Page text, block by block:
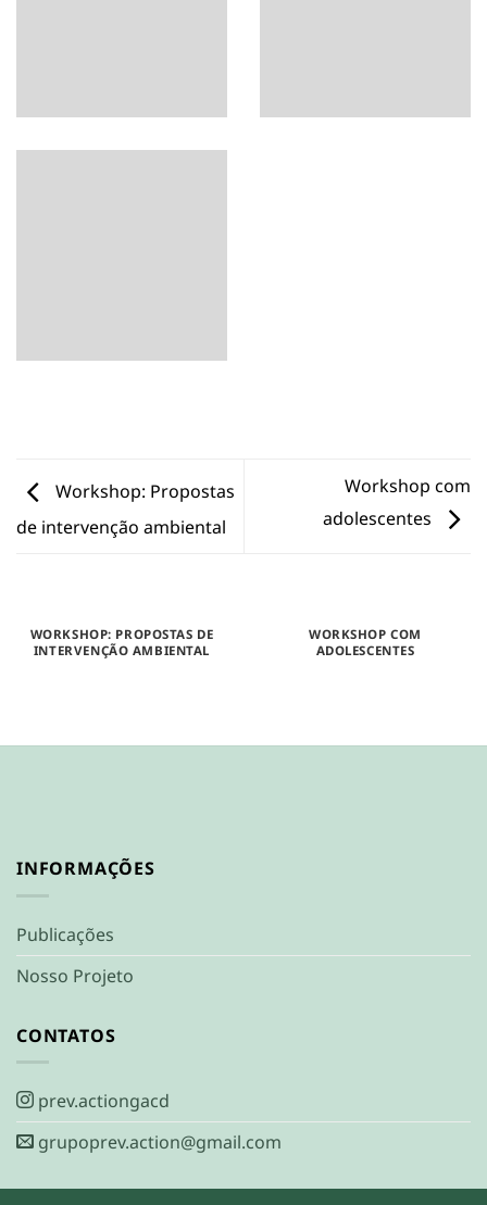
Workshop: Propostas
de intervenção ambiental
Workshop com
adolescentes
WORKSHOP: PROPOSTAS DE
INTERVENÇÃO AMBIENTAL
WORKSHOP COM
ADOLESCENTES
INFORMAÇÕES
Publicações
Nosso Projeto
CONTATOS
prev.actiongacd
grupoprev.action@gmail.com